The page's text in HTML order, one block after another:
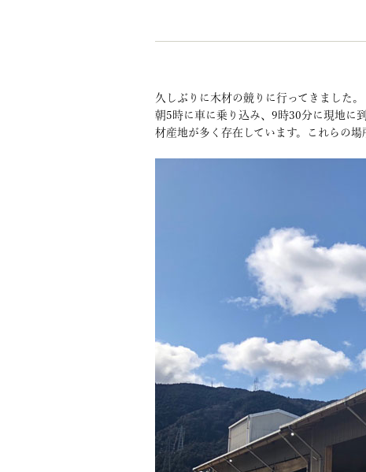
久しぶりに木材の競りに行ってきました。
朝5時に車に乗り込み、9時30分に現地に
材産地が多く存在しています。これらの